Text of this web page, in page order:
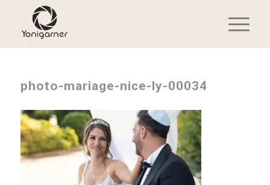
photo-mariage-nice-ly-00034